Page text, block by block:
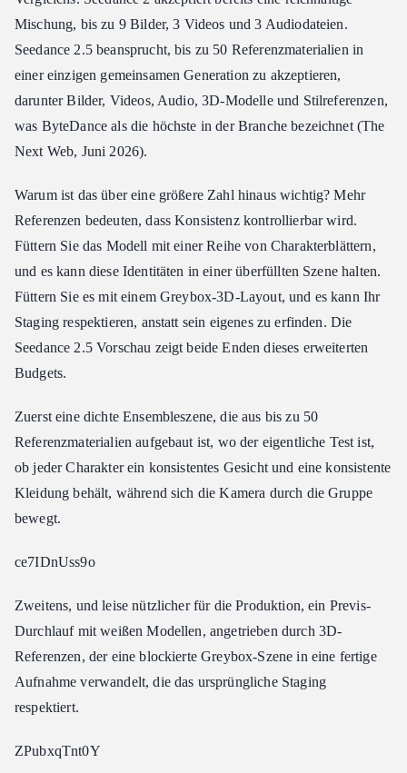
Mischung, bis zu 9 Bilder, 3 Videos und 3 Audiodateien.
Seedance 2.5 beansprucht, bis zu 50 Referenzmaterialien in
einer einzigen gemeinsamen Generation zu akzeptieren,
darunter Bilder, Videos, Audio, 3D-Modelle und Stilreferenzen,
was ByteDance als die höchste in der Branche bezeichnet (The
Next Web, Juni 2026).
Warum ist das über eine größere Zahl hinaus wichtig? Mehr
Referenzen bedeuten, dass Konsistenz kontrollierbar wird.
Füttern Sie das Modell mit einer Reihe von Charakterblättern,
und es kann diese Identitäten in einer überfüllten Szene halten.
Füttern Sie es mit einem Greybox-3D-Layout, und es kann Ihr
Staging respektieren, anstatt sein eigenes zu erfinden. Die
Seedance 2.5 Vorschau zeigt beide Enden dieses erweiterten
Budgets.
Zuerst eine dichte Ensembleszene, die aus bis zu 50
Referenzmaterialien aufgebaut ist, wo der eigentliche Test ist,
ob jeder Charakter ein konsistentes Gesicht und eine konsistente
Kleidung behält, während sich die Kamera durch die Gruppe
bewegt.
ce7IDnUss9o
Zweitens, und leise nützlicher für die Produktion, ein Previs-
Durchlauf mit weißen Modellen, angetrieben durch 3D-
Referenzen, der eine blockierte Greybox-Szene in eine fertige
Aufnahme verwandelt, die das ursprüngliche Staging
respektiert.
ZPubxqTnt0Y